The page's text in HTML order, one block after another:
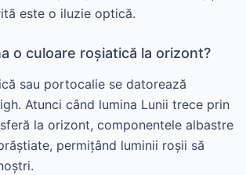
este o iluzie optică.
o culoare roșiatică la orizont?
sau portocalie se datorează
Atunci când lumina Lunii trece prin
la orizont, componentele albastre
permițând luminii roșii să